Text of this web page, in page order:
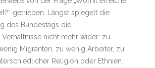
getrieben. Längst spiegelt die
des Bundestags die
nicht mehr wider: zu
Migranten, zu wenig Arbeiter, zu
Religion oder Ethnien.